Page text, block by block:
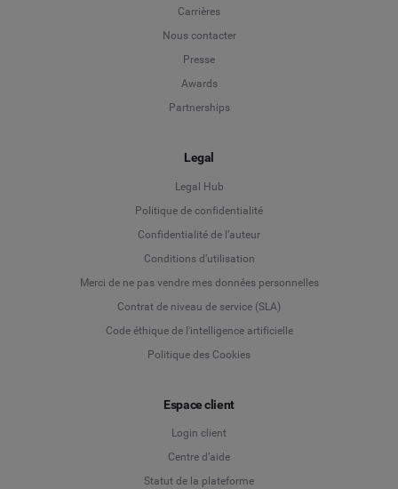
Carrières
Nous contacter
Presse
Awards
Partnerships
Legal
Legal Hub
Politique de confidentialité
Confidentialité de l’auteur
Conditions d’utilisation
Merci de ne pas vendre mes données personnelles
Contrat de niveau de service (SLA)
Code éthique de l'intelligence artificielle
Politique des Cookies
Espace client
Login client
Centre d’aide
Statut de la plateforme
English
Español